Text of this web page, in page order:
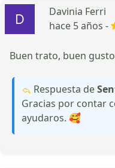
Davinia Ferri
hace 5 años -
Buen trato, buen
Respuesta de
Gracias por contar
ayudaros. 🥰